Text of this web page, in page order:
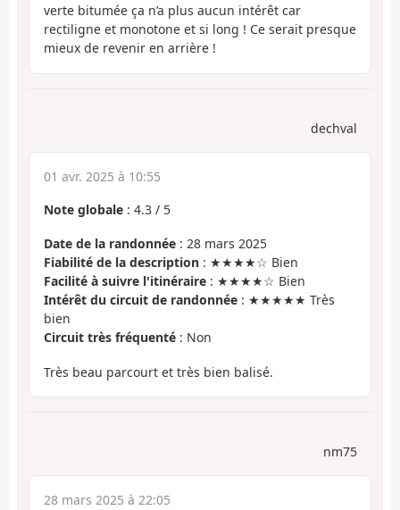
verte bitumée ça n’a plus aucun intérêt car
rectiligne et monotone et si long ! Ce serait presque
mieux de revenir en arrière !
dechval
01 avr. 2025 à 10:55
Note globale : 4.3 / 5
Date de la randonnée : 28 mars 2025
Fiabilité de la description : ★★★★☆ Bien
Facilité à suivre l'itinéraire : ★★★★☆ Bien
Intérêt du circuit de randonnée : ★★★★★ Très
bien
Circuit très fréquenté : Non
Très beau parcourt et très bien balisé.
nm75
28 mars 2025 à 22:05